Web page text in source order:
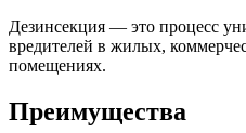
Дезинсекция — это процесс
вредителей в жилых,
помещениях.
Преимущества